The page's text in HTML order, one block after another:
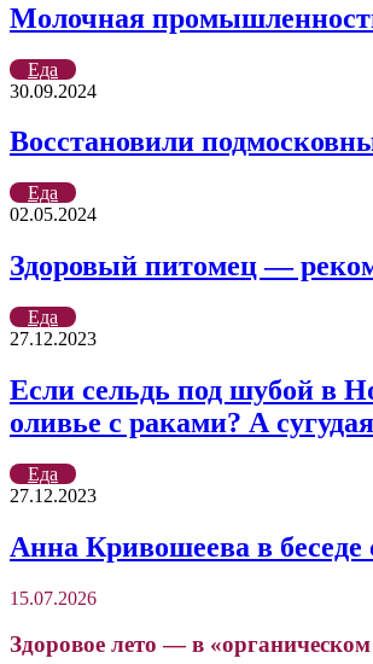
Молочная
Еда
30.09.2024
Восстановили
Еда
02.05.2024
Здоровый питомец —
Еда
27.12.2023
Если сельдь под шубой в
оливье с раками? А
Еда
27.12.2023
Анна Кривошеева в беседе
15.07.2026
Здоровое лето — в